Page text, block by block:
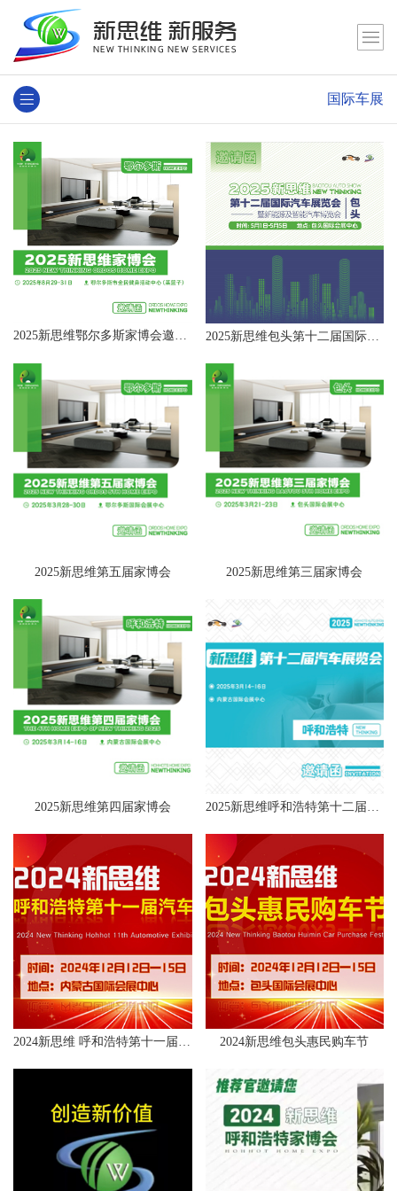
国际车展
2025新思维鄂尔多斯家博会邀请函 2025新思维包头第十二届国际汽车展览会
2025新思维第五届家博会 2025新思维第三届家博会
2025新思维第四届家博会 2025新思维呼和浩特第十二届车展邀请函
2024新思维 呼和浩特第十一届汽车展览会 2024新思维包头惠民购车节